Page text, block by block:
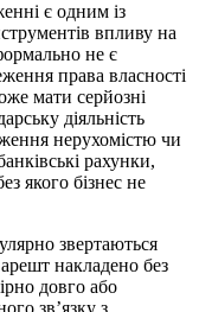
є одним із
впливу на
не є
права власності
мати серйозні
діяльність
нерухомістю чи
рахунки,
якого бізнес не
звертаються
накладено без
довго або